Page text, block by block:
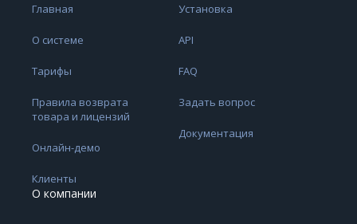
Главная
О системе
Тарифы
Правила возврата
товара и лицензий
Онлайн-демо
Клиенты
Установка
API
FAQ
Задать вопрос
Документация
О компании